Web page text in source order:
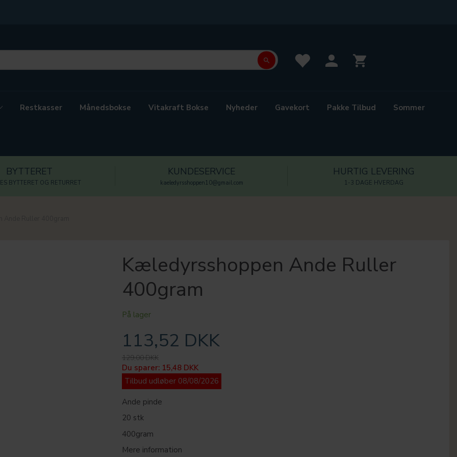
Restkasser Månedsbokse Vitakraft Bokse Nyheder Gavekort Pakke Tilbud Sommer
BYTTERET
BYTTERET OG RETURRET
KUNDESERVICE
kaeledyrsshoppen10@gmail.com
HURTIG LEVERING
1-3 DAGE HVERDAG
Kæledyrsshoppen Ande Ruller
400gram
På lager
113,52 DKK
129,00 DKK
Du sparer: 15,48 DKK
Tilbud udløber 08/08/2026
Ande pinde
20 stk
400gram
Mere information